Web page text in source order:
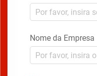
Nome da Empresa